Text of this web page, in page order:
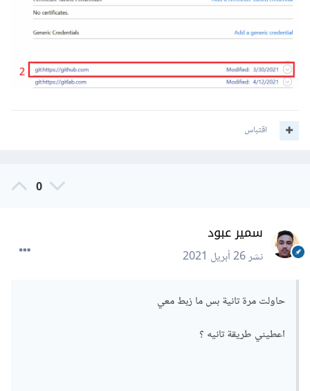
اقتباس
0
سمير عبود
نشر26 أبريل 2021
حاولت مرة تانية بس ما زبط معي
اعطيني طريقة تانيه ؟